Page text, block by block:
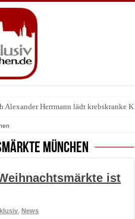
Alexander Herrmann lädt krebskranke
der Lingerie-Branche wurde
münchen
ist
,News